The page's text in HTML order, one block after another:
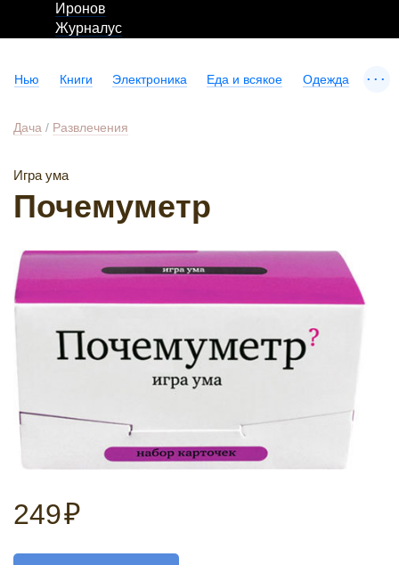
Иронов
Журналус
Нью Книги Электроника Еда и всякое Одежда ...
Дача / Развлечения
Игра ума
Почемуметр
249₽